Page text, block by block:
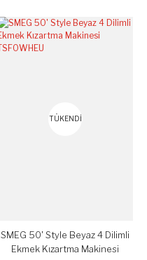
TÜKENDİ
SMEG 50' Style Beyaz 4 Dilimli
Ekmek Kızartma Makinesi